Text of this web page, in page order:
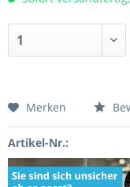
Merken
Artikel-Nr.: